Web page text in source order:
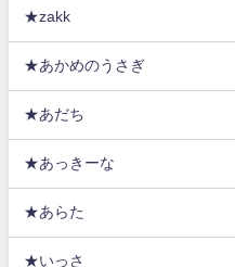
★zakk
★あかめのうさぎ
★あだち
★あっきーな
★あらた
★いっさ